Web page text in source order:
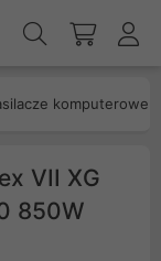
komputerowe
VII XG
850W